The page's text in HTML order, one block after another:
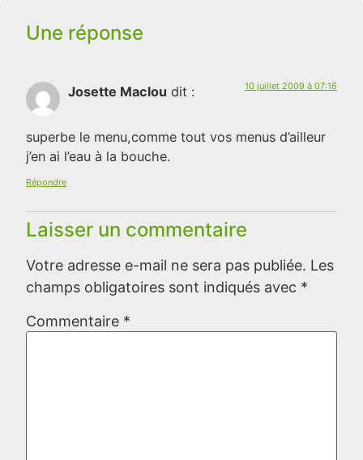
Une réponse
Josette Maclou dit : 10 juillet 2009 à 07:16
superbe le menu,comme tout vos menus d’ailleur
j’en ai l’eau à la bouche.
Répondre
Laisser un commentaire
Votre adresse e-mail ne sera pas publiée. Les
champs obligatoires sont indiqués avec *
Commentaire *